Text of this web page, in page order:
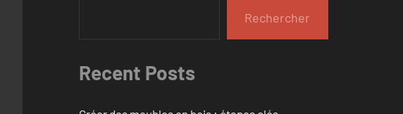
Rechercher
Recent Posts